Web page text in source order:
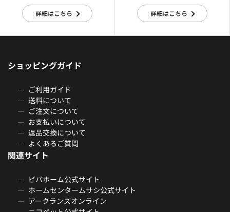
詳細はこちら 詳細はこちら
ショッピングガイド
ご利用ガイド
送料について
ご注文について
お支払いについて
返品交換について
よくあるご質問
関連サイト
ビバホーム公式サイト
ホームセンタームサシ公式サイト
アークランズオンライン